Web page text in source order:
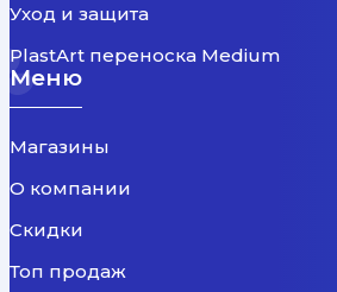
Уход и защита
PlastArt переноска Medium
Меню
Магазины
О компании
Скидки
Топ продаж